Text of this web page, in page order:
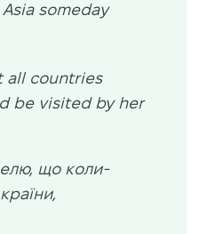
someday
all countries
be visited by her
що коли-